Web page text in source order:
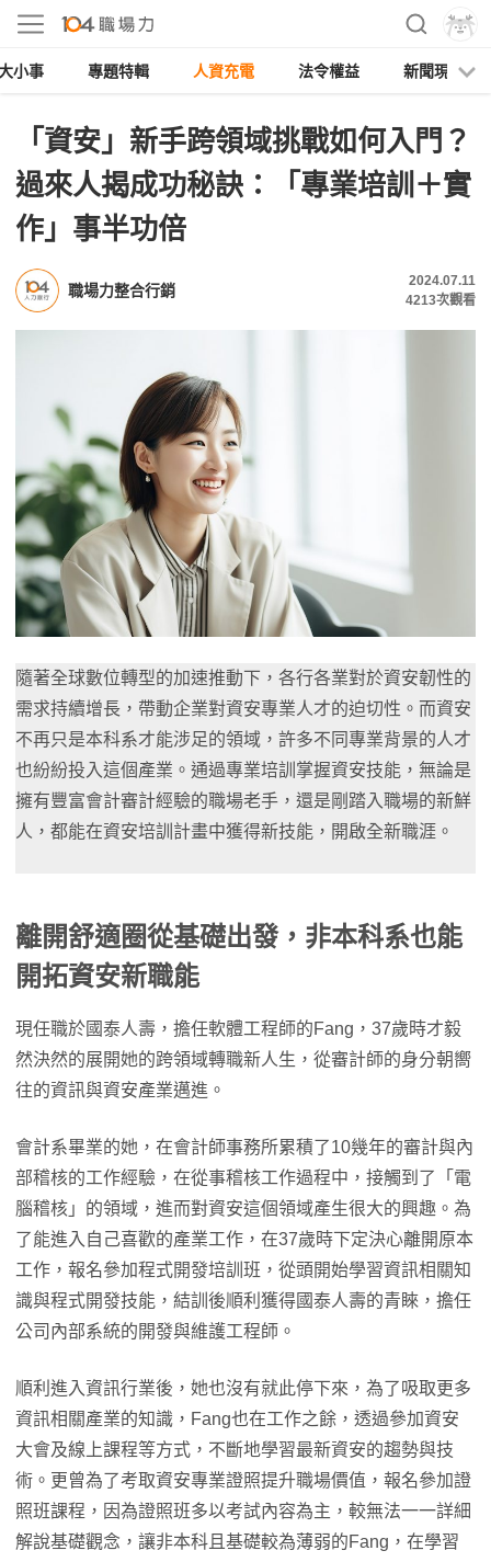
小事 專題特輯 人資充電 法令權益 新聞現場
「資安」新手跨領域挑戰如何入門？
過來人揭成功秘訣：「專業培訓＋實
作」事半功倍
職場力整合行銷
2024.07.11
4213次觀看
隨著全球數位轉型的加速推動下，各行各業對於資安韌性的
需求持續增長，帶動企業對資安專業人才的迫切性。而資安
不再只是本科系才能涉足的領域，許多不同專業背景的人才
也紛紛投入這個產業。通過專業培訓掌握資安技能，無論是
擁有豐富會計審計經驗的職場老手，還是剛踏入職場的新鮮
人，都能在資安培訓計畫中獲得新技能，開啟全新職涯。
離開舒適圈從基礎出發，非本科系也能
開拓資安新職能
現任職於國泰人壽，擔任軟體工程師的Fang，37歲時才毅
然決然的展開她的跨領域轉職新人生，從審計師的身分朝嚮
往的資訊與資安產業邁進。
會計系畢業的她，在會計師事務所累積了10幾年的審計與內
部稽核的工作經驗，在從事稽核工作過程中，接觸到了「電
腦稽核」的領域，進而對資安這個領域產生很大的興趣。為
了能進入自己喜歡的產業工作，在37歲時下定決心離開原本
工作，報名參加程式開發培訓班，從頭開始學習資訊相關知
識與程式開發技能，結訓後順利獲得國泰人壽的青睞，擔任
公司內部系統的開發與維護工程師。
順利進入資訊行業後，她也沒有就此停下來，為了吸取更多
資訊相關產業的知識，Fang也在工作之餘，透過參加資安
大會及線上課程等方式，不斷地學習最新資安的趨勢與技
術。更曾為了考取資安專業證照提升職場價值，報名參加證
照班課程，因為證照班多以考試內容為主，較無法一一詳細
解說基礎觀念，讓非本科且基礎較為薄弱的Fang，在學習